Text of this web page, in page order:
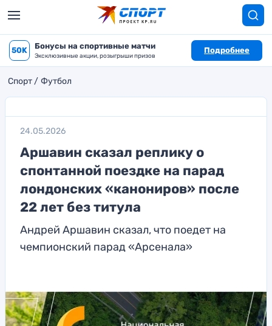
50K Бонусы на спортивные матчи
Эксклюзивные акции, розыгрыши призов
Подробнее
Спорт Футбол
24.05.2026
Аршавин сказал реплику о
спонтанной поездке на парад
лондонских «канониров» после
22 лет без титула
Андрей Аршавин сказал, что поедет на
чемпионский парад «Арсенала»